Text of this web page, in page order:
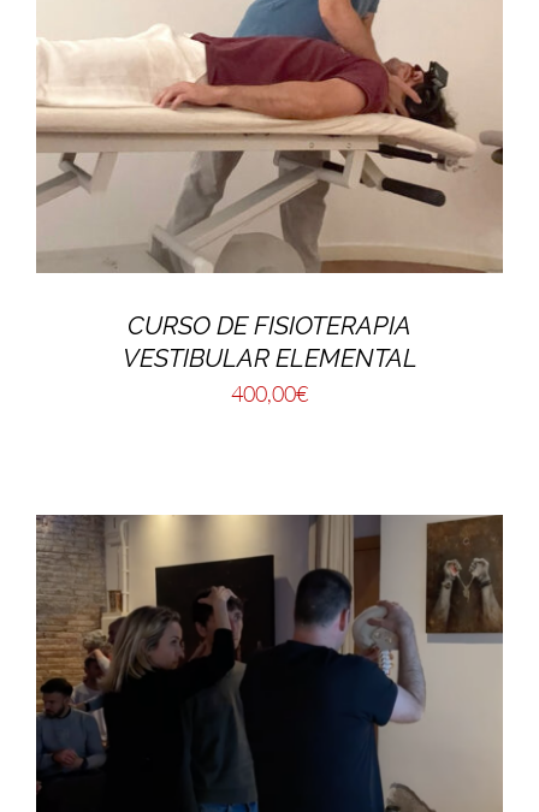
CURSO DE FISIOTERAPIA
VESTIBULAR ELEMENTAL
400,00€